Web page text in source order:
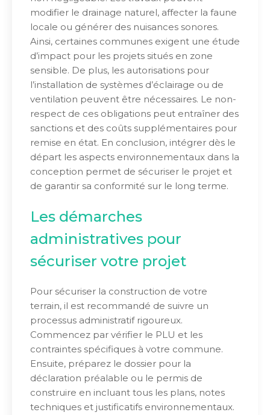
modifier le drainage naturel, affecter la faune
locale ou générer des nuisances sonores.
Ainsi, certaines communes exigent une étude
d’impact pour les projets situés en zone
sensible. De plus, les autorisations pour
l’installation de systèmes d’éclairage ou de
ventilation peuvent être nécessaires. Le non-
respect de ces obligations peut entraîner des
sanctions et des coûts supplémentaires pour
remise en état. En conclusion, intégrer dès le
départ les aspects environnementaux dans la
conception permet de sécuriser le projet et
de garantir sa conformité sur le long terme.
Les démarches
administratives pour
sécuriser votre projet
Pour sécuriser la construction de votre
terrain, il est recommandé de suivre un
processus administratif rigoureux.
Commencez par vérifier le PLU et les
contraintes spécifiques à votre commune.
Ensuite, préparez le dossier pour la
déclaration préalable ou le permis de
construire en incluant tous les plans, notes
techniques et justificatifs environnementaux.